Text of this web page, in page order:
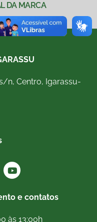
DA MARCA
n, Centro, Igarassu-
e contatos
às 13:00h